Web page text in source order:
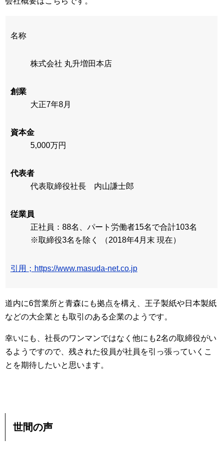
名称
株式会社 丸升増田本店
創業
大正7年8月
資本金
5,000万円
代表者
代表取締役社長 内山謙士郎
従業員
正社員：88名、パート労働者15名で合計103名
※取締役3名を除く （2018年4月末 現在）
引用；https://www.masuda-net.co.jp
道内に6営業所と青森にも拠点を構え、王子製紙や日本製紙
などの大企業とも取引のある企業のようです。
幸いにも、社長のワンマンではなく他にも2名の取締役がい
るようですので、残された役員が社員を引っ張っていくこ
とを期待したいと思います。
世間の声